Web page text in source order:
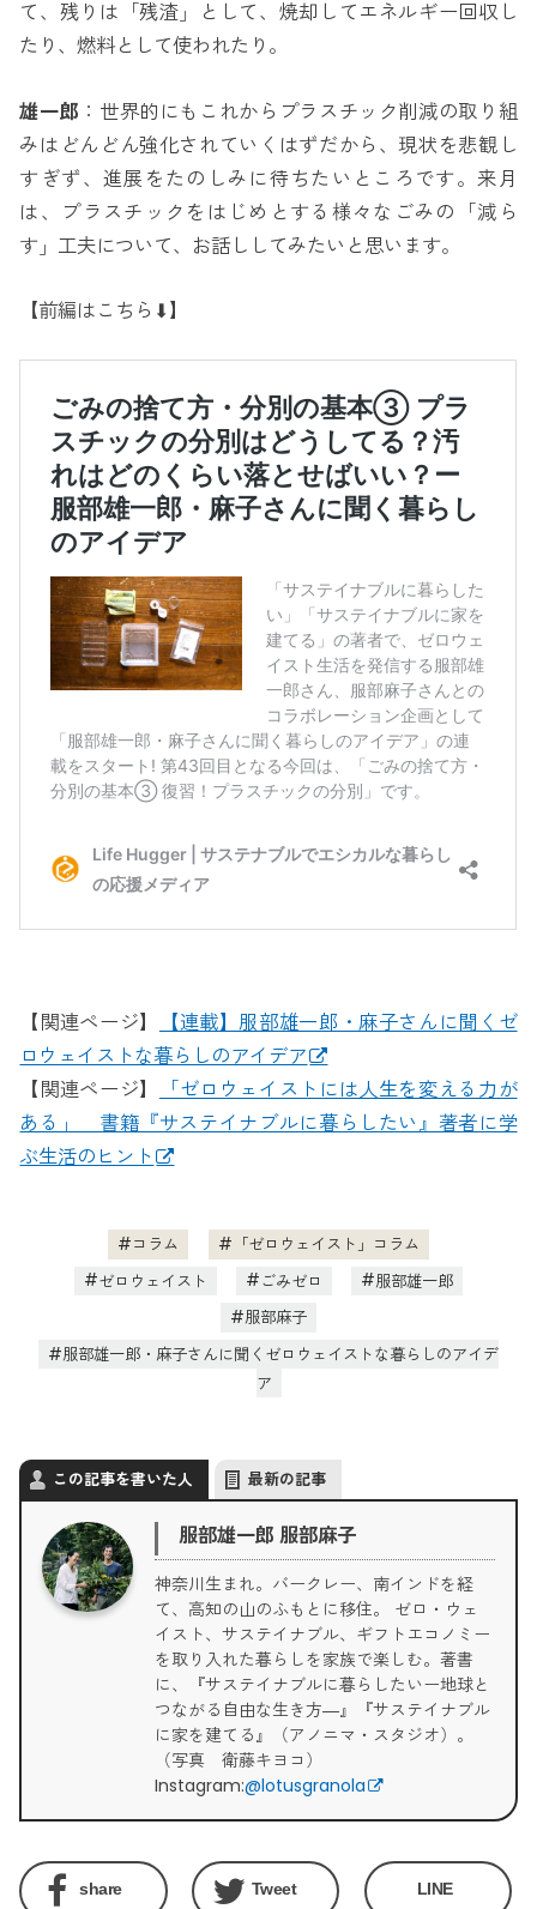
て、残りは「残渣」として、焼却してエネルギー回収し
たり、燃料として使われたり。
雄一郎 ：世界的にもこれからプラスチック削減の取り組
みはどんどん強化されていくはずだから、現状を悲観し
すぎず、進展をたのしみに待ちたいところです。来月
は、プラスチックをはじめとする様々なごみの「減ら
す」工夫について、お話ししてみたいと思います。
【前編はこちら⬇︎】
【関連ページ】
【連載】服部雄一郎・麻子さんに聞くゼ
ロウェイストな暮らしのアイデア
【関連ページ】
「ゼロウェイストには人生を変える力が
ある」 書籍『サステイナブルに暮らしたい』著者に学
ぶ生活のヒント
コラム
「ゼロウェイスト」コラム
ゼロウェイスト
ごみゼロ
服部雄一郎
服部麻子
服部雄一郎・麻子さんに聞くゼロウェイストな暮らしのアイデ
ア
この記事を書いた人 最新の記事
服部雄一郎 服部麻子
神奈川生まれ。バークレー、南インドを経
て、高知の山のふもとに移住。 ゼロ・ウェ
イスト、サステイナブル、ギフトエコノミー
を取り入れた暮らしを家族で楽しむ。著書
に、『サステイナブルに暮らしたいー地球と
つながる自由な生き方―』『サステイナブル
に家を建てる』（アノニマ・スタジオ）。
（写真 衛藤キヨコ）
Instagram:@lotusgranola
share Tweet LINE